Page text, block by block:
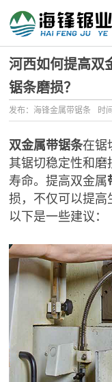
河西如何提高双
锯条磨损？
发布：海锋金属带锯条 时
双金属带锯条在锯
其锯切稳定性和磨
寿命。提高双金属
损，不仅可以提高
以下是一些建议：